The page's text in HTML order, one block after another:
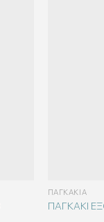
ΠΑΓΚΆΚΙΑ
ΠΑΓΚΑΚΙ